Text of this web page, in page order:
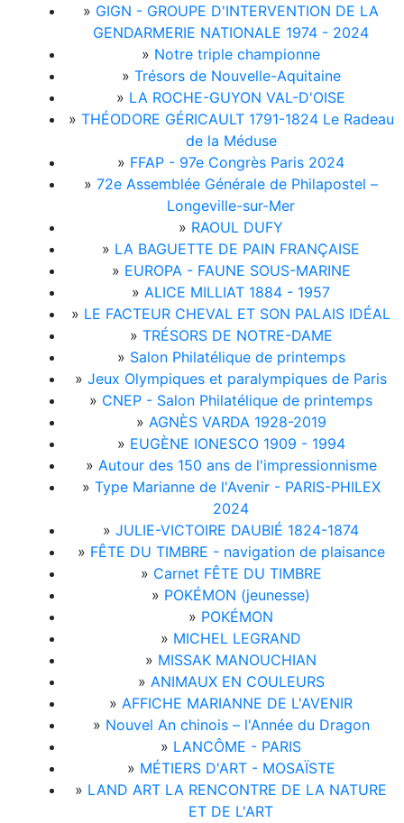
» GIGN - GROUPE D'INTERVENTION DE LA
GENDARMERIE NATIONALE 1974 - 2024
» Notre triple championne
» Trésors de Nouvelle-Aquitaine
» LA ROCHE-GUYON VAL-D'OISE
» THÉODORE GÉRICAULT 1791-1824 Le Radeau
de la Méduse
» FFAP - 97e Congrès Paris 2024
» 72e Assemblée Générale de Philapostel –
Longeville-sur-Mer
» RAOUL DUFY
» LA BAGUETTE DE PAIN FRANÇAISE
» EUROPA - FAUNE SOUS-MARINE
» ALICE MILLIAT 1884 - 1957
» LE FACTEUR CHEVAL ET SON PALAIS IDÉAL
» TRÉSORS DE NOTRE-DAME
» Salon Philatélique de printemps
» Jeux Olympiques et paralympiques de Paris
» CNEP - Salon Philatélique de printemps
» AGNÈS VARDA 1928-2019
» EUGÈNE IONESCO 1909 - 1994
» Autour des 150 ans de l'impressionnisme
» Type Marianne de l'Avenir - PARIS-PHILEX
2024
» JULIE-VICTOIRE DAUBIÉ 1824-1874
» FÊTE DU TIMBRE - navigation de plaisance
» Carnet FÊTE DU TIMBRE
» POKÉMON (jeunesse)
» POKÉMON
» MICHEL LEGRAND
» MISSAK MANOUCHIAN
» ANIMAUX EN COULEURS
» AFFICHE MARIANNE DE L'AVENIR
» Nouvel An chinois – l'Année du Dragon
» LANCÔME - PARIS
» MÉTIERS D'ART - MOSAÏSTE
» LAND ART LA RENCONTRE DE LA NATURE
ET DE L'ART